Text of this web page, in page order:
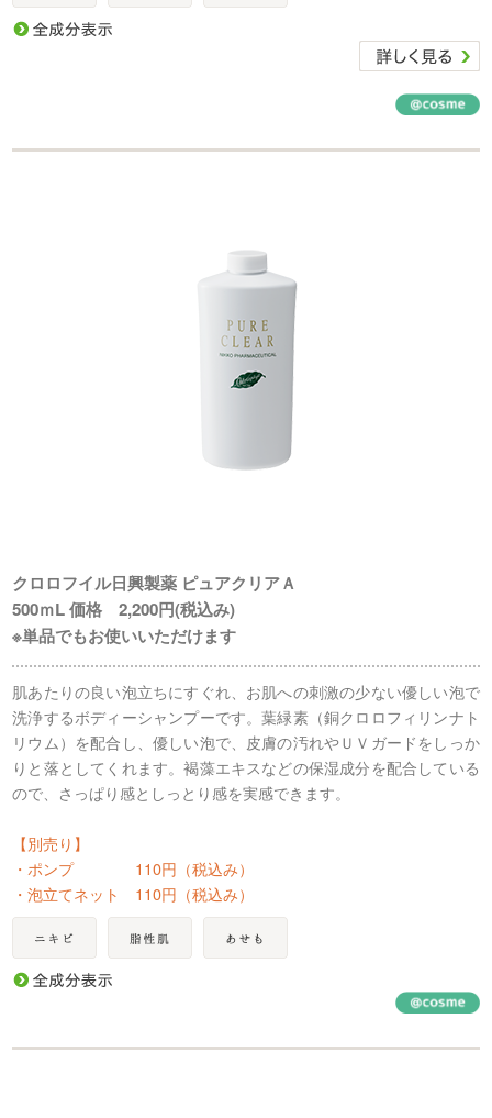
クロロフイル日興製薬 ピュアクリアＡ
500ｍL 価格 2,200円(税込み)
※単品でもお使いいただけます
肌あたりの良い泡立ちにすぐれ、お肌への刺激の少ない優しい泡で
洗浄するボディーシャンプーです。葉緑素（銅クロロフィリンナト
リウム）を配合し、優しい泡で、皮膚の汚れやＵＶガードをしっか
りと落としてくれます。褐藻エキスなどの保湿成分を配合している
ので、さっぱり感としっとり感を実感できます。
【別売り】
・ポンプ 110円（税込み）
・泡立てネット 110円（税込み）